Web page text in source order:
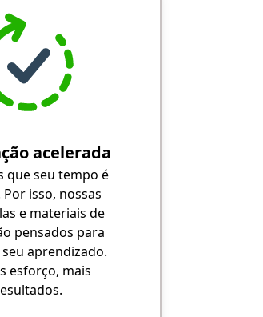
acelerada
que seu tempo é
isso, nossas
e materiais de
pensados para
aprendizado.
esforço, mais